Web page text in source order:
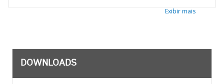
Exibir mais
DOWNLOADS